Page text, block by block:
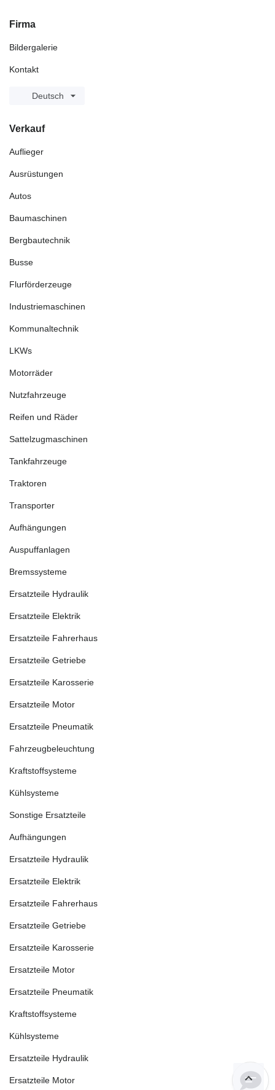
Firma
Bildergalerie
Kontakt
Deutsch
Verkauf
Auflieger
Ausrüstungen
Autos
Baumaschinen
Bergbautechnik
Busse
Flurförderzeuge
Industriemaschinen
Kommunaltechnik
LKWs
Motorräder
Nutzfahrzeuge
Reifen und Räder
Sattelzugmaschinen
Tankfahrzeuge
Traktoren
Transporter
Aufhängungen
Auspuffanlagen
Bremssysteme
Ersatzteile Hydraulik
Ersatzteile Elektrik
Ersatzteile Fahrerhaus
Ersatzteile Getriebe
Ersatzteile Karosserie
Ersatzteile Motor
Ersatzteile Pneumatik
Fahrzeugbeleuchtung
Kraftstoffsysteme
Kühlsysteme
Sonstige Ersatzteile
Aufhängungen
Ersatzteile Hydraulik
Ersatzteile Elektrik
Ersatzteile Fahrerhaus
Ersatzteile Getriebe
Ersatzteile Karosserie
Ersatzteile Motor
Ersatzteile Pneumatik
Kraftstoffsysteme
Kühlsysteme
Ersatzteile Hydraulik
Ersatzteile Motor